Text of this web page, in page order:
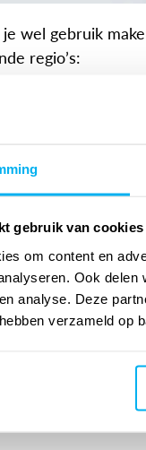
gebruik van cookies
om content en
Ook
analyse. Deze
verzameld op
wel gebruik
regio’s: